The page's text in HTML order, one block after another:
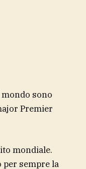
sono
Premier
mondiale.
per sempre la